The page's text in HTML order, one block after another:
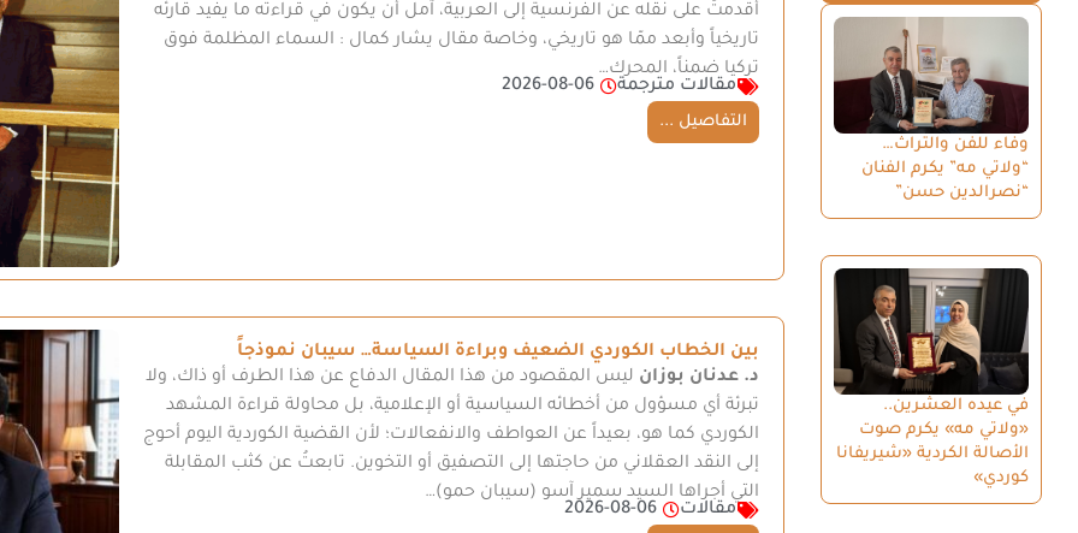
وفاء للفن والتراث…
“ولاتي مه” يكرم الفنان
“نصرالدين حسن”
في عيده العشرين..
«ولاتي مه» يكرم صوت
الأصالة الكردية «شيريفانا
كوردي»
أقدمتُ على نقله عن الفرنسية إلى العربية، آمل أن يكون في قراءته ما يفيد قارئه
تاريخياً وأبعد ممّا هو تاريخي، وخاصة مقال يشار كمال : السماء المظلمة فوق
تركيا ضمناً، المحرك…
مقالات مترجمة
2026-08-06
التفاصيل ...
بين الخطاب الكوردي الضعيف وبراءة السياسة… سيبان نموذجاً
د. عدنان بوزان ليس المقصود من هذا المقال الدفاع عن هذا الطرف أو ذاك، ولا
تبرئة أي مسؤول من أخطائه السياسية أو الإعلامية، بل محاولة قراءة المشهد
الكوردي كما هو، بعيداً عن العواطف والانفعالات؛ لأن القضية الكوردية اليوم أحوج
إلى النقد العقلاني من حاجتها إلى التصفيق أو التخوين. تابعتُ عن كثب المقابلة
التي أجراها السيد سمير آسو (سيبان حمو)…
مقالات
2026-08-06